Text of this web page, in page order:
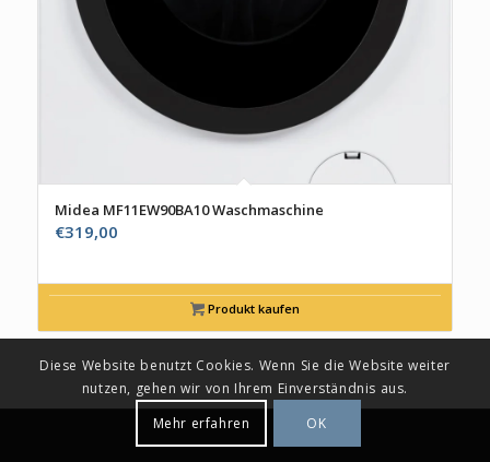
Midea MF11EW90BA10 Waschmaschine
€319,00
Produkt kaufen
Diese Website benutzt Cookies. Wenn Sie die Website weiter
nutzen, gehen wir von Ihrem Einverständnis aus.
Mehr erfahren
OK